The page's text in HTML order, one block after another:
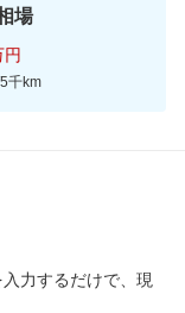
場
円
千km
力するだけで、現